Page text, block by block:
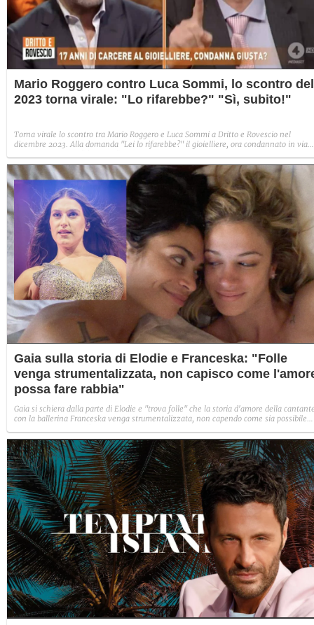
Mario Roggero contro Luca Sommi, lo scontro del
2023 torna virale: "Lo rifarebbe?" "Sì, subito!"
Torna virale lo scontro tra Mario Roggero e Luca Sommi a Dritto e Rovescio nel
dicembre 2023. Alla domanda "Lei lo rifarebbe?" il gioielliere, ora condannato in via
Gaia sulla storia di Elodie e Franceska: "Folle
venga strumentalizzata, non capisco come
possa fare rabbia"
Gaia si schiera dalla parte di Elodie e "trova folle" che la storia d'amore della
con la ballerina Franceska venga strumentalizzata, non capendo come sia possibile